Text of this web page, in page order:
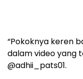
“Pokoknya keren
dalam video yang
@adhii_pats01.